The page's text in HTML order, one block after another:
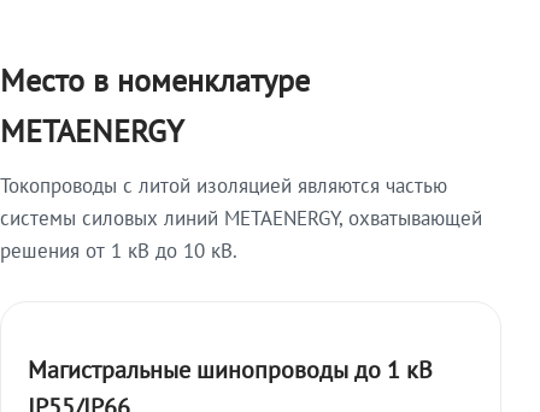
Место в номенклатуре
METAENERGY
Токопроводы с литой изоляцией являются частью
системы силовых линий METAENERGY, охватывающей
решения от 1 кВ до 10 кВ.
Магистральные шинопроводы до 1 кВ